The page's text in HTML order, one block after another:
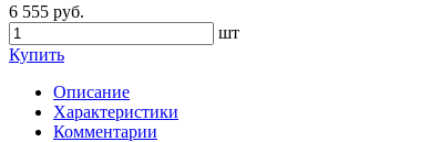
6 555 руб.
шт
Купить
Описание
Характеристики
Комментарии